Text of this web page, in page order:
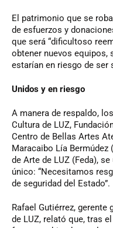
El patrimonio que se
de esfuerzos y
que será “dificultoso
obtener nuevos equipos,
estarían en riesgo de ser
Unidos y en riesgo
A manera de respaldo,
Cultura de LUZ,
Centro de Bellas Artes
Maracaibo Lía Bermúdez
de Arte de LUZ (Feda),
único: “Necesitamos
de seguridad del Estado”.
Rafael Gutiérrez, gerente
de LUZ, relató que, tras